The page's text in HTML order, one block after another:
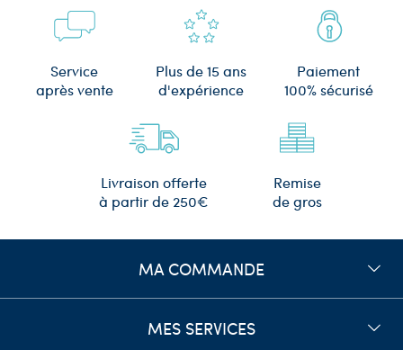
Service
après vente
Plus de 15 ans
d'expérience
Paiement
100% sécurisé
Livraison offerte
à partir de 250€
Remise
de gros
MA COMMANDE
MES SERVICES